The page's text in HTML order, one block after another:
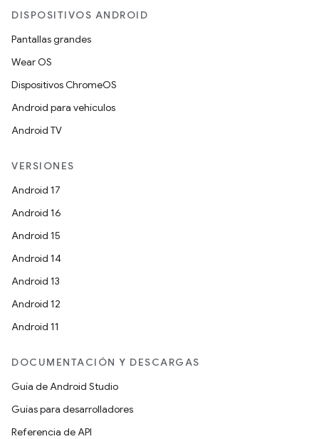
DISPOSITIVOS ANDROID
Pantallas grandes
Wear OS
Dispositivos ChromeOS
Android para vehículos
Android TV
VERSIONES
Android 17
Android 16
Android 15
Android 14
Android 13
Android 12
Android 11
DOCUMENTACIÓN Y DESCARGAS
Guía de Android Studio
Guías para desarrolladores
Referencia de API